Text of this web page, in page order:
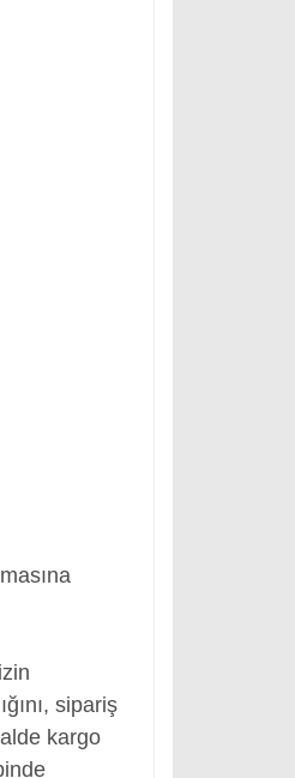
sipariş
kargo